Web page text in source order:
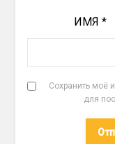
ИМЯ *
Сохранить моё
для